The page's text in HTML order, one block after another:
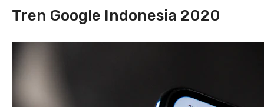
Tren Google Indonesia 2020